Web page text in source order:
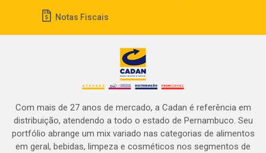
Notas Fiscais
Com mais de 27 anos de mercado, a Cadan é referência em
distribuição, atendendo a todo o estado de Pernambuco. Seu
portfólio abrange um mix variado nas categorias de alimentos
em geral, bebidas, limpeza e cosméticos nos segmentos de